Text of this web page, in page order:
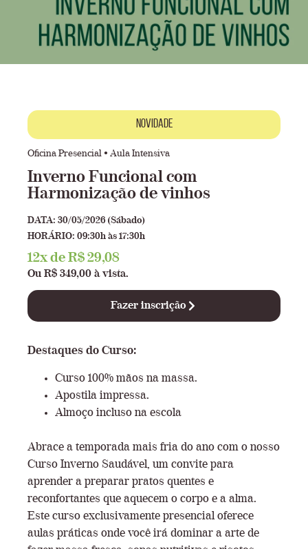
Novidade
Oficina Presencial • Aula Intensiva
Inverno Funcional com
Harmonização de vinhos
DATA: 30/05/2026 (Sábado)
HORÁRIO: 09:30h às 17:30h
12x de R$ 29,08
Ou R$ 349,00 à vista.
Fazer inscrição
Destaques do Curso:
Curso 100% mãos na massa.
Apostila impressa.
Almoço incluso na escola
Abrace a temporada mais fria do ano com o nosso
Curso Inverno Saudável, um convite para
aprender a preparar pratos quentes e
reconfortantes que aquecem o corpo e a alma.
Este curso exclusivamente presencial oferece
aulas práticas onde você irá dominar a arte de